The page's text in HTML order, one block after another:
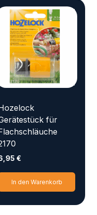
für
€
In den Warenkorb